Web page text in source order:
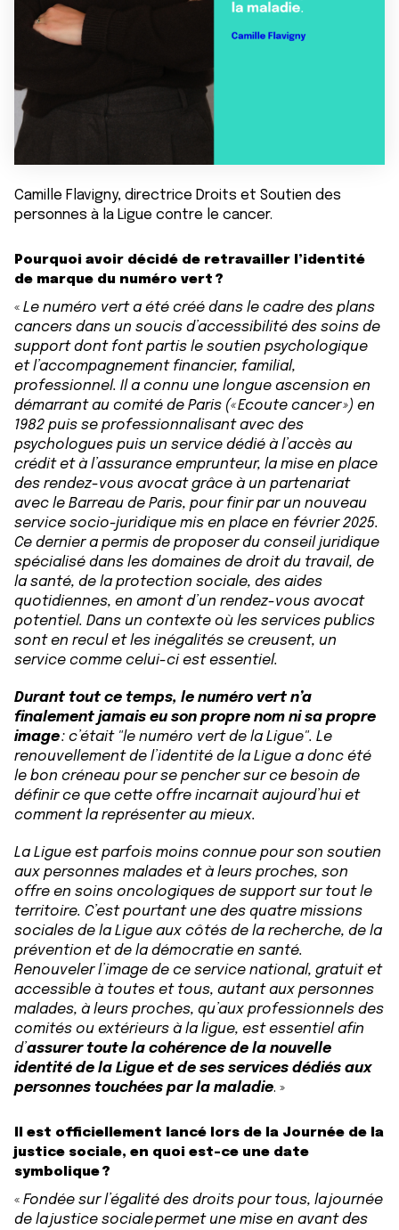
Camille Flavigny, directrice Droits et Soutien des
personnes à la Ligue contre le cancer.
Pourquoi avoir décidé de retravailler l’identité
de marque du numéro vert ?
« Le numéro vert a été créé dans le cadre des plans
cancers dans un soucis d’accessibilité des soins de
support dont font partis le soutien psychologique
et l’accompagnement financier, familial,
professionnel. Il a connu une longue ascension en
démarrant au comité de Paris (« Ecoute cancer ») en
1982 puis se professionnalisant avec des
psychologues puis un service dédié à l’accès au
crédit et à l’assurance emprunteur, la mise en place
des rendez-vous avocat grâce à un partenariat
avec le Barreau de Paris, pour finir par un nouveau
service socio-juridique mis en place en février 2025.
Ce dernier a permis de proposer du conseil juridique
spécialisé dans les domaines de droit du travail, de
la santé, de la protection sociale, des aides
quotidiennes, en amont d’un rendez-vous avocat
potentiel. Dans un contexte où les services publics
sont en recul et les inégalités se creusent, un
service comme celui-ci est essentiel.
Durant tout ce temps, le numéro vert n’a
finalement jamais eu son propre nom ni sa propre
image: c’était "le numéro vert de la Ligue". Le
renouvellement de l’identité de la Ligue a donc été
le bon créneau pour se pencher sur ce besoin de
définir ce que cette offre incarnait aujourd’hui et
comment la représenter au mieux.
La Ligue est parfois moins connue pour son soutien
aux personnes malades et à leurs proches, son
offre en soins oncologiques de support sur tout le
territoire. C’est pourtant une des quatre missions
sociales de la Ligue aux côtés de la recherche, de la
prévention et de la démocratie en santé.
Renouveler l’image de ce service national, gratuit et
accessible à toutes et tous, autant aux personnes
malades, à leurs proches, qu’aux professionnels des
comités ou extérieurs à la ligue, est essentiel afin
d’assurer toute la cohérence de la nouvelle
identité de la Ligue et de ses services dédiés aux
personnes touchées par la maladie. »
Il est officiellement lancé lors de la Journée de la
justice sociale, en quoi est-ce une date
symbolique ?
« Fondée sur l’égalité des droits pour tous, la journée
de la justice sociale permet une mise en avant des